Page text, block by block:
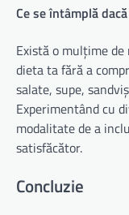
Ce se întâmplă
Există o mulțime
dieta ta fără a
salate, supe,
Experimentând cu
modalitate de a
satisfăcător.
Concluzie